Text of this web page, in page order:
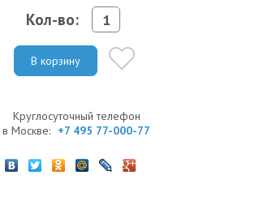
Кол-во:
В корзину
Круглосуточный телефон
в Москве: +7 495 77-000-77